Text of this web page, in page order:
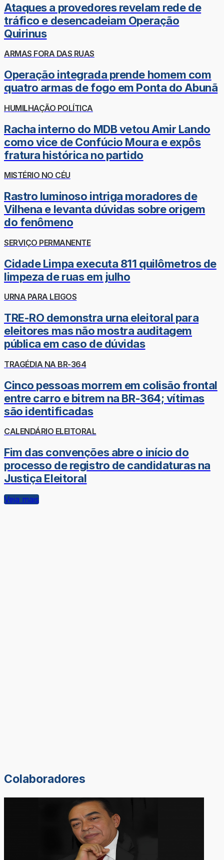
Ataques a provedores revelam rede de
tráfico e desencadeiam Operação
Quirinus
ARMAS FORA DAS RUAS
Operação integrada prende homem com
quatro armas de fogo em Ponta do Abunã
HUMILHAÇÃO POLÍTICA
Racha interno do MDB vetou Amir Lando
como vice de Confúcio Moura e expôs
fratura histórica no partido
MISTÉRIO NO CÉU
Rastro luminoso intriga moradores de
Vilhena e levanta dúvidas sobre origem
do fenômeno
SERVIÇO PERMANENTE
Cidade Limpa executa 811 quilômetros de
limpeza de ruas em julho
URNA PARA LEIGOS
TRE-RO demonstra urna eleitoral para
eleitores mas não mostra auditagem
pública em caso de dúvidas
TRAGÉDIA NA BR-364
Cinco pessoas morrem em colisão frontal
entre carro e bitrem na BR-364; vítimas
são identificadas
CALENDÁRIO ELEITORAL
Fim das convenções abre o início do
processo de registro de candidaturas na
Justiça Eleitoral
Veja mais
Colaboradores